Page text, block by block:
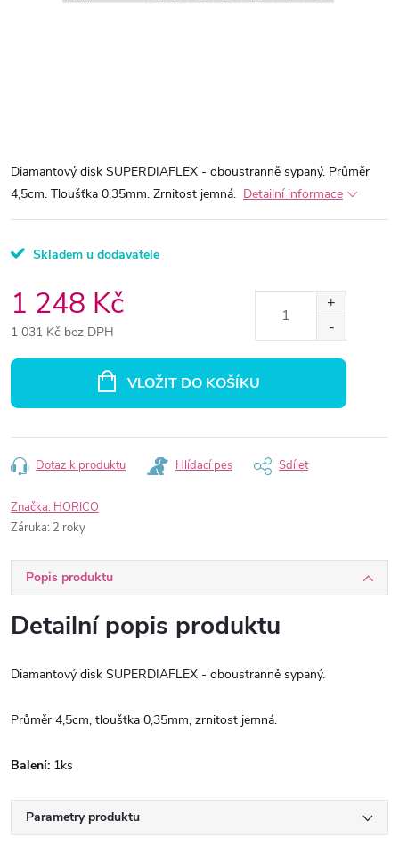
Diamantový disk SUPERDIAFLEX - oboustranně sypaný. Průměr
4,5cm. Tloušťka 0,35mm. Zrnitost jemná. Detailní informace
Skladem u dodavatele
1 248 Kč
1 031 Kč bez DPH
VLOŽIT DO KOŠÍKU
Dotaz k produktu Hlídací pes Sdílet
Značka: HORICO
Záruka: 2 roky
Popis produktu
Detailní popis produktu
Diamantový disk SUPERDIAFLEX - oboustranně sypaný.
Průměr 4,5cm, tloušťka 0,35mm, zrnitost jemná.
Balení: 1ks
Parametry produktu